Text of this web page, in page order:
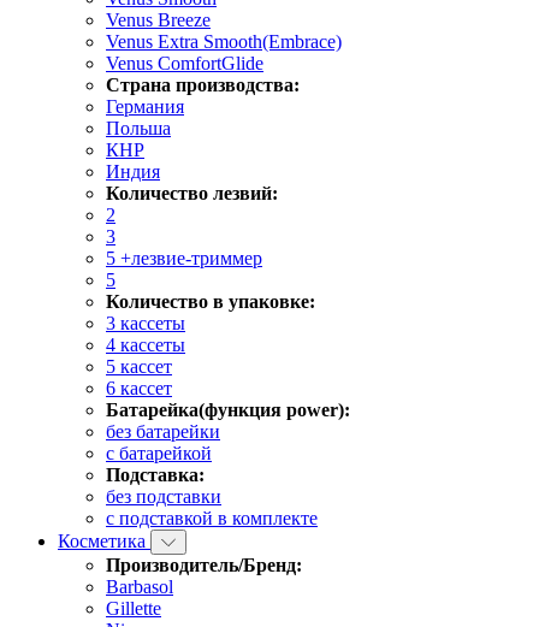
Venus Breeze
Venus Extra Smooth(Embrace)
Venus ComfortGlide
Страна производства:
Германия
Польша
КНР
Индия
Количество лезвий:
2
3
5 +лезвие-триммер
5
Количество в упаковке:
3 кассеты
4 кассеты
5 кассет
6 кассет
Батарейка(функция power):
без батарейки
с батарейкой
Подставка:
без подставки
с подставкой в комплекте
Косметика
Производитель/Бренд:
Barbasol
Gillette